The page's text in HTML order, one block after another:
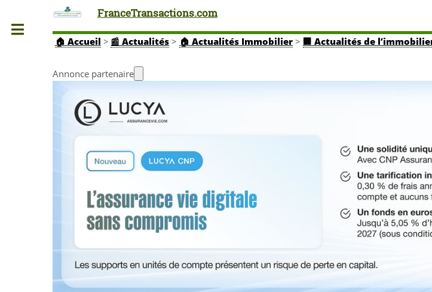
FranceTransactions.com
🏠 Accueil > 📰 Actualités > 🏠 Actualités Immobilier> 🏢 Actualités de
Annonce partenaire
Toggle